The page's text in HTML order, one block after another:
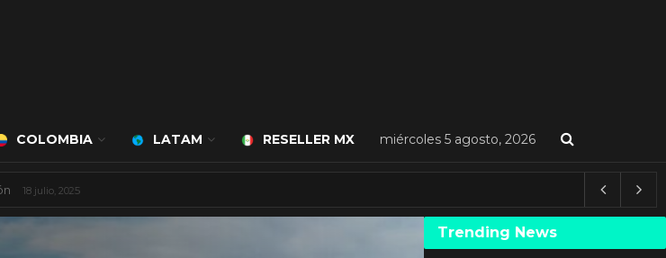
COLOMBIA LATAM RESELLER MX miércoles 5 agosto, 2026
8 agosto, 2025
Trending News